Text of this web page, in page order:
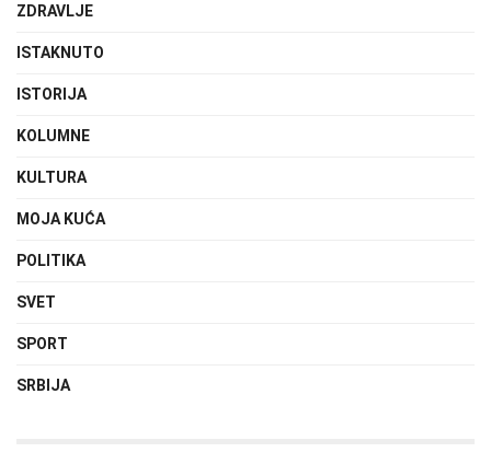
ZDRAVLJE
ISTAKNUTO
ISTORIJA
KOLUMNE
KULTURA
MOJA KUĆA
POLITIKA
SVET
SPORT
SRBIJA